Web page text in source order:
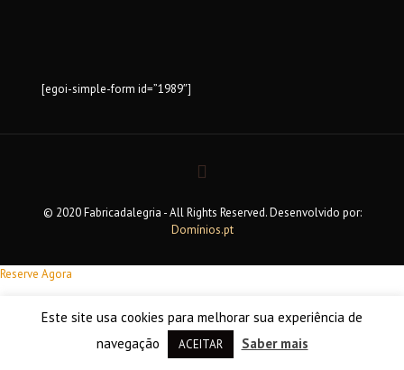
[egoi-simple-form id=”1989″]
© 2020 Fabricadalegria - All Rights Reserved. Desenvolvido por:
Domínios.pt
Este site usa cookies para melhorar sua experiência de
navegação
ACEITAR Saber mais
Reserve Agora